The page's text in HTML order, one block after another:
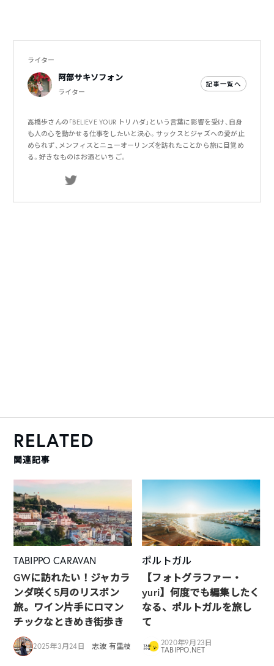
ライター
阿部サキソフォン
ライター
記事一覧へ
高橋歩さんの「BELIEVE YOUR トリハダ」という言葉に影響を受け、自身
も人の心を動かせる仕事をしたいと決心。サックスとジャズへの愛が止
められず、メンフィスとニューオーリンズを訪れたことから旅に目覚め
る。好きなものはお酒といちご。
RELATED
関連記事
TABIPPO CARAVAN
GWに訪れたい！ジャカラ
ンダ咲く5月のリスボン
旅。ワイン片手にロマン
チックなときめき街歩き
2025年3月24日 志波 有里枝
ポルトガル
【フォトグラファー・
yuri】何度でも編集したく
なる、ポルトガルを旅し
て
2020年9月23日
TABIPPO.NET